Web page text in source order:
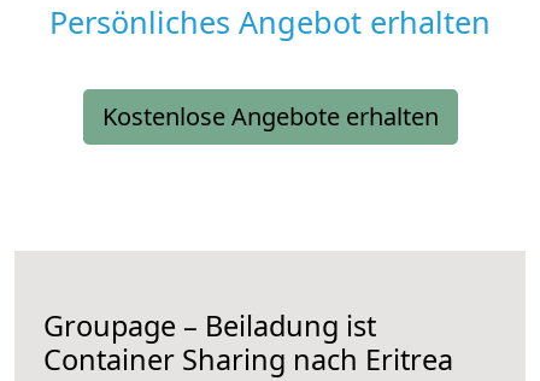
Persönliches Angebot erhalten
Kostenlose Angebote erhalten
Groupage – Beiladung ist
Container Sharing nach Eritrea